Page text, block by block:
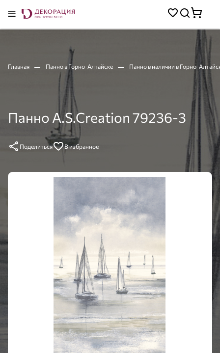
Главная Панно в Горно-Алтайске Панно в наличии в Горно-
Панно A.S.Creation 79236-3
Поделиться В избранное